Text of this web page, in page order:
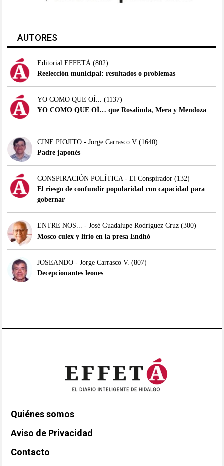
AUTORES
Editorial EFFETÁ(802)
Reelección municipal: resultados o problemas
YO COMO QUE OÍ... (1137)
YO COMO QUE OÍ… que Rosalinda, Mera y Mendoza
CINE PIOJITO - Jorge Carrasco V(1640)
Padre japonés
CONSPIRACIÓN POLÍTICA - El Conspirador(132)
El riesgo de confundir popularidad con capacidad para
gobernar
ENTRE NOS... - José Guadalupe Rodríguez Cruz(300)
Mosco culex y lirio en la presa Endhó
JOSEANDO - Jorge Carrasco V. (807)
Decepcionantes leones
Quiénes somos
Aviso de Privacidad
Contacto